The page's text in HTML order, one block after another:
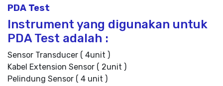
PDA Test
Instrument yang digunakan untuk
PDA Test adalah :
Sensor Transducer ( 4unit )
Kabel Extension Sensor ( 2unit )
Pelindung Sensor ( 4 unit )